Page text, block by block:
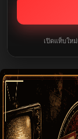
เปิดแท็บให